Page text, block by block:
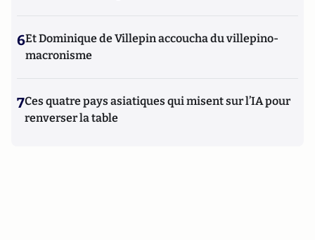
6Et Dominique de Villepin accoucha du villepino-
macronisme
7Ces quatre pays asiatiques qui misent sur l’IA pour
renverser la table